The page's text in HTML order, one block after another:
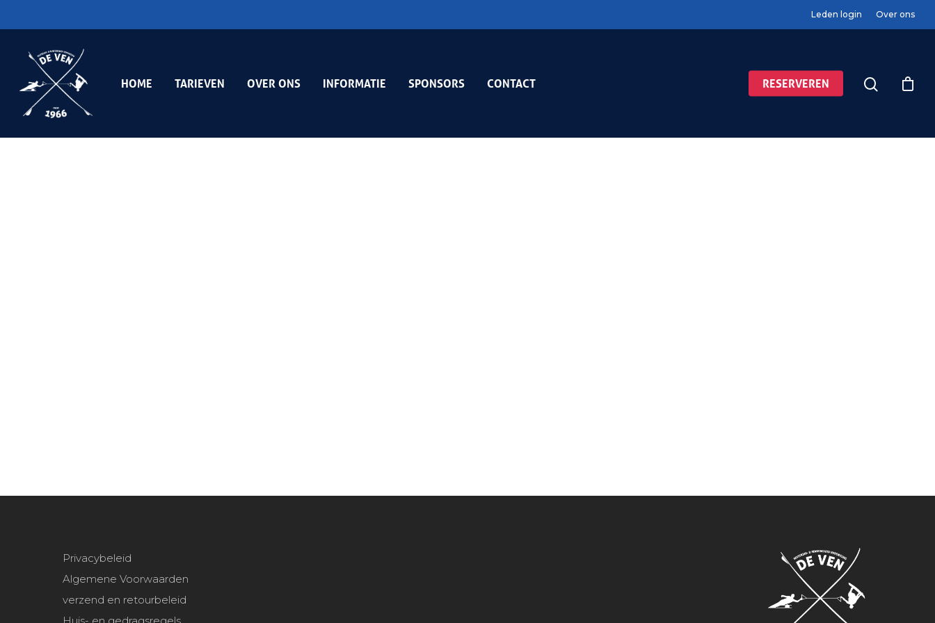
Leden login Over ons
HOME TARIEVEN OVER ONS INFORMATIE SPONSORS CONTACT RESERVEREN
Privacybeleid
Algemene Voorwaarden
verzend en retourbeleid